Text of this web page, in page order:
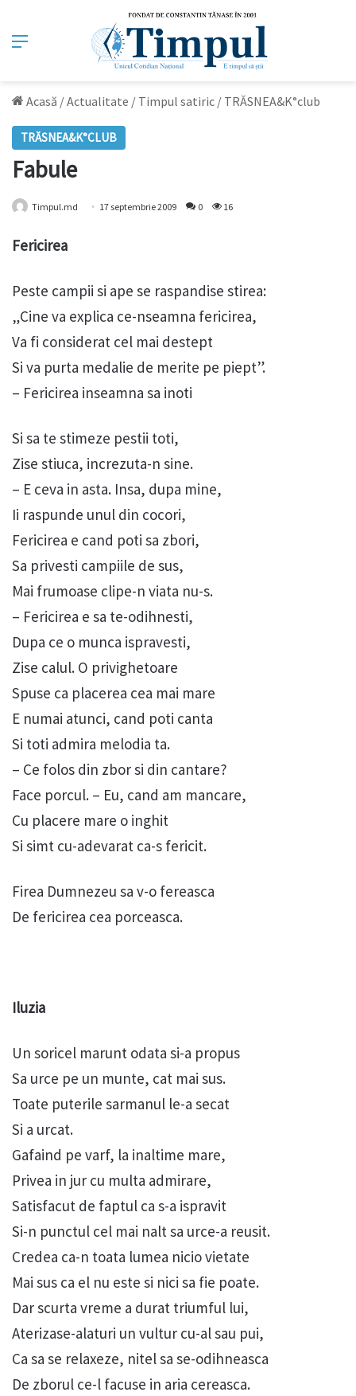
Meniu
Acasă /Actualitate / Timpul satiric / TRĂSNEA&K°club
TRĂSNEA&K°CLUB
Fabule
Timpul.md 17 septembrie 2009 0 16
Fericirea
Peste campii si ape se raspandise stirea:
„Cine va explica ce-nseamna fericirea,
Va fi considerat cel mai destept
Si va purta medalie de merite pe piept”.
– Fericirea inseamna sa inoti
Si sa te stimeze pestii toti,
Zise stiuca, increzuta-n sine.
– E ceva in asta. Insa, dupa mine,
Ii raspunde unul din cocori,
Fericirea e cand poti sa zbori,
Sa privesti campiile de sus,
Mai frumoase clipe-n viata nu-s.
– Fericirea e sa te-odihnesti,
Dupa ce o munca ispravesti,
Zise calul. O privighetoare
Spuse ca placerea cea mai mare
E numai atunci, cand poti canta
Si toti admira melodia ta.
– Ce folos din zbor si din cantare?
Face porcul. – Eu, cand am mancare,
Cu placere mare o inghit
Si simt cu-adevarat ca-s fericit.
Firea Dumnezeu sa v-o fereasca
De fericirea cea porceasca.
Iluzia
Un soricel marunt odata si-a propus
Sa urce pe un munte, cat mai sus.
Toate puterile sarmanul le-a secat
Si a urcat.
Gafaind pe varf, la inaltime mare,
Privea in jur cu multa admirare,
Satisfacut de faptul ca s-a ispravit
Si-n punctul cel mai nalt sa urce-a reusit.
Credea ca-n toata lumea nicio vietate
Mai sus ca el nu este si nici sa fie poate.
Dar scurta vreme a durat triumful lui,
Aterizase-alaturi un vultur cu-al sau pui,
Ca sa se relaxeze, nitel sa se-odihneasca
De zborul ce-l facuse in aria cereasca.